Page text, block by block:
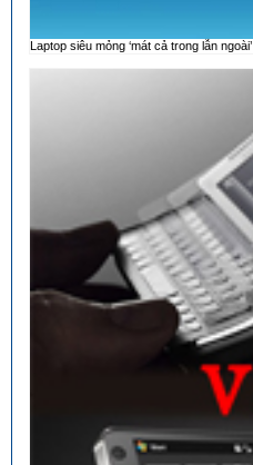
Laptop siêu mỏng ‘mát cả trong lẫn ngoài’